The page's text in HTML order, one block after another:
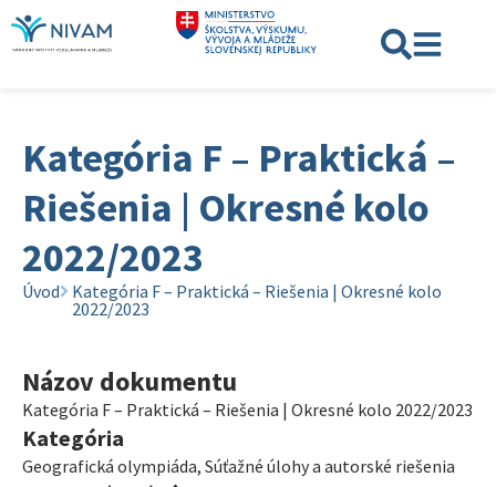
Kategória F – Praktická –
Riešenia | Okresné kolo
2022/2023
Úvod
Kategória F – Praktická – Riešenia | Okresné kolo
2022/2023
Názov dokumentu
Kategória F – Praktická – Riešenia | Okresné kolo 2022/2023
Kategória
Geografická olympiáda, Súťažné úlohy a autorské riešenia